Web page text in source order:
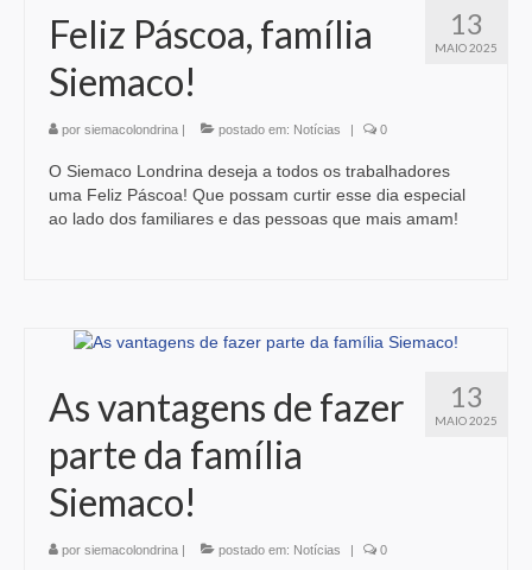
13
MAIO 2025
Feliz Páscoa, família
Siemaco!
por siemacolondrina | postado em: Notícias | 0
O Siemaco Londrina deseja a todos os trabalhadores
uma Feliz Páscoa! Que possam curtir esse dia especial
ao lado dos familiares e das pessoas que mais amam!
13
MAIO 2025
As vantagens de fazer
parte da família
Siemaco!
por siemacolondrina | postado em: Notícias | 0